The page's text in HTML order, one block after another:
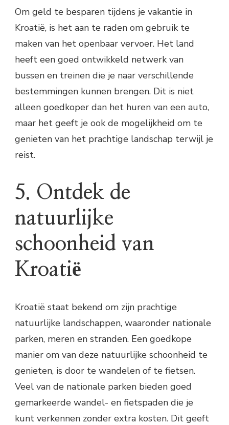
Om geld te besparen tijdens je vakantie in
Kroatië, is het aan te raden om gebruik te
maken van het openbaar vervoer. Het land
heeft een goed ontwikkeld netwerk van
bussen en treinen die je naar verschillende
bestemmingen kunnen brengen. Dit is niet
alleen goedkoper dan het huren van een auto,
maar het geeft je ook de mogelijkheid om te
genieten van het prachtige landschap terwijl je
reist.
5. Ontdek de
natuurlijke
schoonheid van
Kroatië
Kroatië staat bekend om zijn prachtige
natuurlijke landschappen, waaronder nationale
parken, meren en stranden. Een goedkope
manier om van deze natuurlijke schoonheid te
genieten, is door te wandelen of te fietsen.
Veel van de nationale parken bieden goed
gemarkeerde wandel- en fietspaden die je
kunt verkennen zonder extra kosten. Dit geeft